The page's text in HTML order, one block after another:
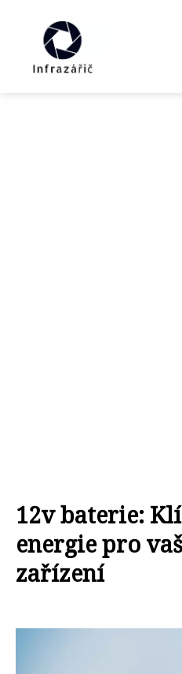
12v baterie:
energie pro
zařízení